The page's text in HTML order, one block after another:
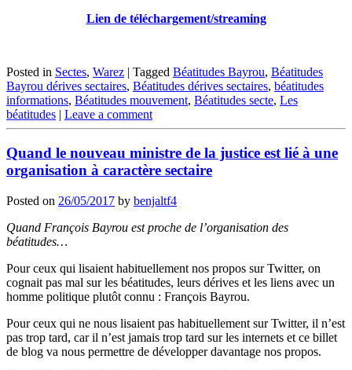
Lien de téléchargement/streaming
Posted in Sectes, Warez | Tagged Béatitudes Bayrou, Béatitudes
Bayrou dérives sectaires, Béatitudes dérives sectaires, béatitudes
informations, Béatitudes mouvement, Béatitudes secte, Les
béatitudes | Leave a comment
Quand le nouveau ministre de la justice est lié à une
organisation à caractère sectaire
Posted on 26/05/2017 by benjaltf4
Quand François Bayrou est proche de l’organisation des
béatitudes…
Pour ceux qui lisaient habituellement nos propos sur Twitter, on
cognait pas mal sur les béatitudes, leurs dérives et les liens avec un
homme politique plutôt connu : François Bayrou.
Pour ceux qui ne nous lisaient pas habituellement sur Twitter, il n’est
pas trop tard, car il n’est jamais trop tard sur les internets et ce billet
de blog va nous permettre de développer davantage nos propos.